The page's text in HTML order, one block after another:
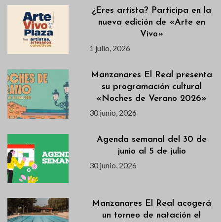
¿Eres artista? Participa en la
nueva edición de «Arte en
Vivo»
1 julio, 2026
Manzanares El Real presenta
su programación cultural
«Noches de Verano 2026»
30 junio, 2026
Agenda semanal del 30 de
junio al 5 de julio
30 junio, 2026
Manzanares El Real acogerá
un torneo de natación el